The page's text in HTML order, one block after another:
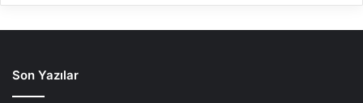
Son Yazılar